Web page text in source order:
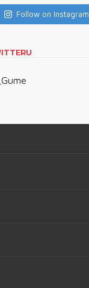
Follow on Instagram